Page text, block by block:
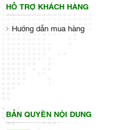
HỖ TRỢ KHÁCH HÀNG
Hướng dẫn mua hàng
BẢN QUYỀN NỘI DUNG